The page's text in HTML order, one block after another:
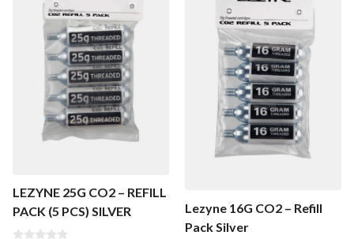
LEZYNE 25G CO2 – REFILL
PACK (5 PCS) SILVER
Lezyne 16G CO2 – Refill
Pack Silver